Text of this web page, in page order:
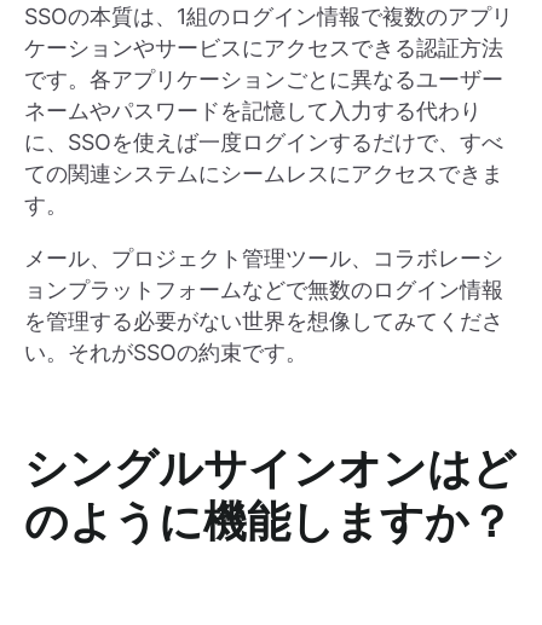
SSOの本質は、1組のログイン情報で複数のアプリ
ケーションやサービスにアクセスできる認証方法
です。各アプリケーションごとに異なるユーザー
ネームやパスワードを記憶して入力する代わり
に、SSOを使えば一度ログインするだけで、すべ
ての関連システムにシームレスにアクセスできま
す。
メール、プロジェクト管理ツール、コラボレーシ
ョンプラットフォームなどで無数のログイン情報
を管理する必要がない世界を想像してみてくださ
い。それがSSOの約束です。
シングルサインオンはど
のように機能しますか？